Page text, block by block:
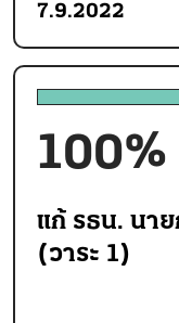
7.9.2022
100
แก้ รธน. นา
(วาระ 1)